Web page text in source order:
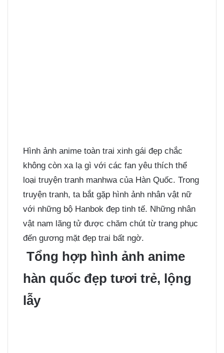
Hình ảnh anime toàn trai xinh gái đẹp chắc
không còn xa lạ gì với các fan yêu thích thể
loại truyện tranh manhwa của Hàn Quốc. Trong
truyện tranh, ta bắt gặp hình ảnh nhân vật nữ
với những bộ Hanbok đẹp tinh tế. Những nhân
vật nam lãng tử được chăm chút từ trang phục
đến gương mặt đẹp trai bất ngờ.
Tổng hợp hình ảnh anime
hàn quốc đẹp tươi trẻ, lộng
lẫy